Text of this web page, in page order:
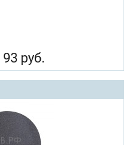
93 руб.